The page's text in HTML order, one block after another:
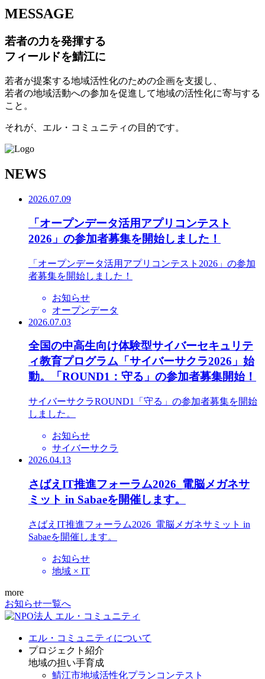
MESSAGE
若者の力を発揮する
フィールドを鯖江に
若者が提案する地域活性化のための企画を支援し、
若者の地域活動への参加を促進して地域の活性化に寄与する
こと。
それが、エル・コミュニティの目的です。
NEWS
2026.07.09
「オープンデータ活用アプリコンテスト
2026」の参加者募集を開始しました！
「オープンデータ活用アプリコンテスト2026」の参加
者募集を開始しました！
お知らせ
オープンデータ
2026.07.03
全国の中高生向け体験型サイバーセキュリテ
ィ教育プログラム「サイバーサクラ2026」始
動。「ROUND1：守る」の参加者募集開始！
サイバーサクラROUND1「守る」の参加者募集を開始
しました。
お知らせ
サイバーサクラ
2026.04.13
さばえIT推進フォーラム2026_電脳メガネサ
ミット in Sabaeを開催します。
さばえIT推進フォーラム2026_電脳メガネサミット in
Sabaeを開催します。
お知らせ
地域 × IT
more
お知らせ一覧へ
エル・コミュニティについて
プロジェクト紹介
地域の担い手育成
鯖江市地域活性化プランコンテスト